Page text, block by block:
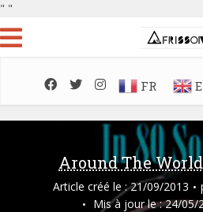
" "
FR
Around The
Article créé le : 21/09/2013
Mis à jour le : 24/05/